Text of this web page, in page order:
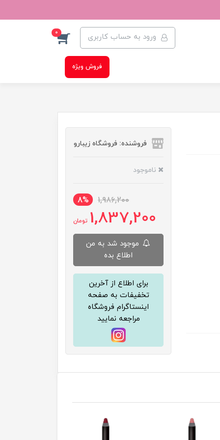
ورود به حساب کاربری 0
فروش ویژه
فروشنده: فروشگاه زیبارو
ناموجود
1,986,200
8%
1,837,200 تومان
موجود شد به من
اطلاع بده
برای اطلاع از آخرین
تخفیفات به صفحه
اینستاگرام فروشگاه
مراجعه نمایید